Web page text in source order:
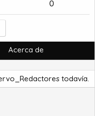
0
Acerca de
todavía.